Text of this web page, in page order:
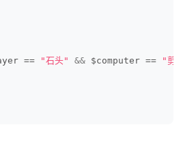
== "石头" && $computer == "剪